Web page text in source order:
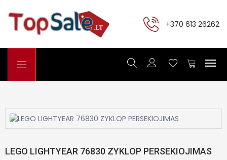
+370 613 26262
LEGO LIGHTYEAR 76830 ZYKLOP PERSEKIOJIMAS